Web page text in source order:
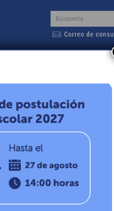
PUBLICADO EL 25 OCTUBRE, 2021
COMUNICADO: 11VA.
ENTREGA DE CANASTAS